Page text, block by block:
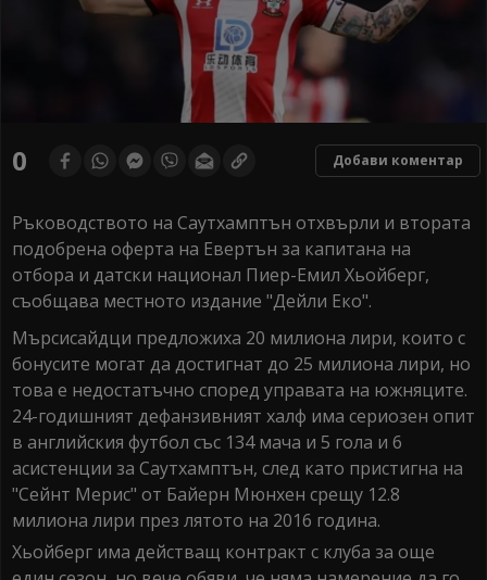
0 Добави коментар
Ръководството на Саутхамптън отхвърли и втората
подобрена оферта на Евертън за капитана на
отбора и датски национал Пиер-Емил Хьойберг,
съобщава местното издание "Дейли Еко".
Мърсисайдци предложиха 20 милиона лири, които с
бонусите могат да достигнат до 25 милиона лири, но
това е недостатъчно според управата на южняците.
24-годишният дефанзивният халф има сериозен опит
в английския футбол със 134 мача и 5 гола и 6
асистенции за Саутхамптън, след като пристигна на
"Сейнт Мерис" от Байерн Мюнхен срещу 12.8
милиона лири през лятото на 2016 година.
Хьойберг има действащ контракт с клуба за още